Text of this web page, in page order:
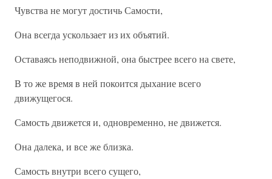
Чувства не могут достичь Самости,
Она всегда ускользает из их объятий.
Оставаясь неподвижной, она быстрее всего на свете,
В то же время в ней покоится дыхание всего
движущегося.
Самость движется и, одновременно, не движется.
Она далека, и все же близка.
Самость внутри всего сущего,